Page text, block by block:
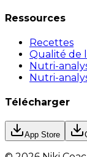
Ressources
Recettes
Qualité de
Nutri-
Nutri-
Télécharger
App Store